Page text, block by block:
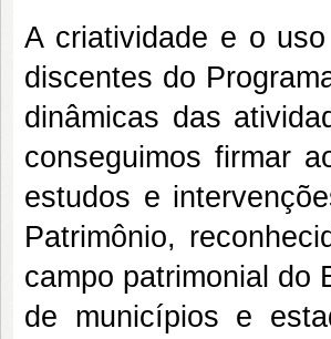
A criatividade e o
discentes do
dinâmicas das
conseguimos firmar
estudos e
Patrimônio,
campo patrimonial do
de municípios e